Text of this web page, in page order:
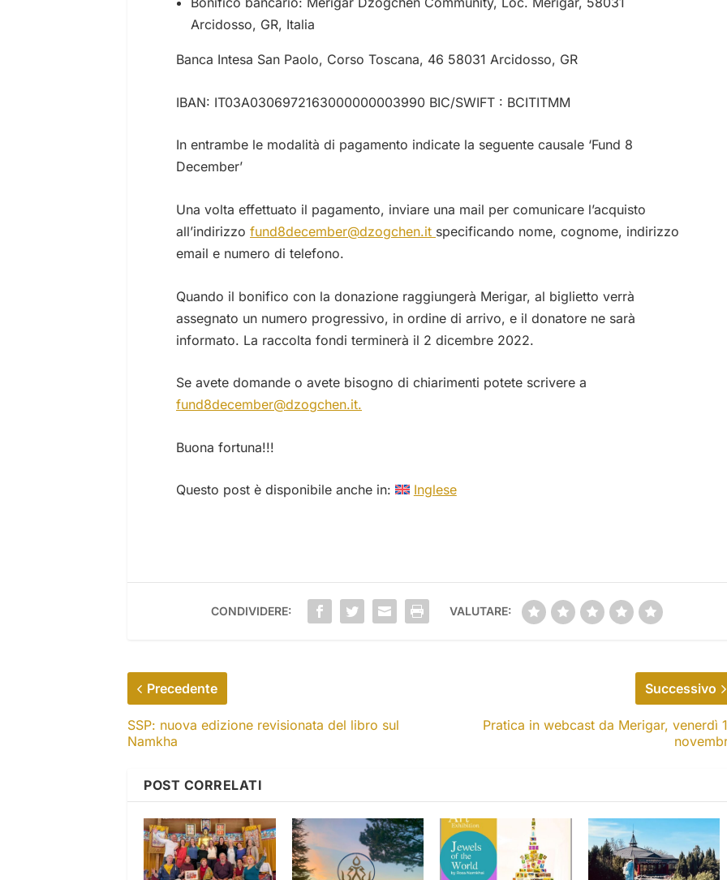
Arcidosso, GR, Italia
Banca Intesa San Paolo, Corso Toscana, 46 58031 Arcidosso, GR
IBAN: IT03A0306972163000000003990 BIC/SWIFT : BCITITMM
In entrambe le modalità di pagamento indicate la seguente causale ‘Fund 8
December’
Una volta effettuato il pagamento, inviare una mail per comunicare l’acquisto
all’indirizzo fund8december@dzogchen.it specificando nome, cognome, indirizzo
email e numero di telefono.
Quando il bonifico con la donazione raggiungerà Merigar, al biglietto verrà
assegnato un numero progressivo, in ordine di arrivo, e il donatore ne sarà
informato. La raccolta fondi terminerà il 2 dicembre 2022.
Se avete domande o avete bisogno di chiarimenti potete scrivere a
fund8december@dzogchen.it.
Buona fortuna!!!
Questo post è disponibile anche in: Inglese
CONDIVIDERE: VALUTARE:
Precedente
SSP: nuova edizione revisionata del libro sul
Namkha
Successivo
Pratica in webcast da Merigar, venerdì
POST CORRELATI